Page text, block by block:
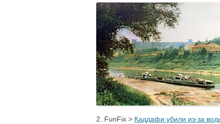
2. FunFix > Каддафи убили из-за